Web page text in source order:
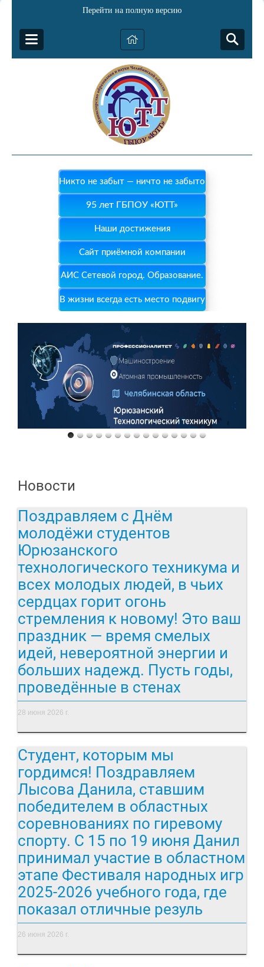
Перейти на полную версию
Никто не забыт — ничто не забыто
95 лет ГБПОУ «ЮТТ»
Наши достижения
Сайт приёмной компании
АИС Сетевой город. Образование.
В жизни всегда есть место подвигу
Новости
Поздравляем с Днём
молодёжи студентов
Юрюзанского
технологического техникума и
всех молодых людей, в чьих
сердцах горит огонь
стремления к новому! Это ваш
праздник — время смелых
идей, невероятной энергии и
больших надежд. Пусть годы,
проведённые в стенах
28 июня 2026 г.
Студент, которым мы
гордимся! Поздравляем
Лысова Данила, ставшим
победителем в областных
соревнованиях по гиревому
спорту. С 15 по 19 июня Данил
принимал участие в областном
этапе Фестиваля народных игр
2025-2026 учебного года, где
показал отличные резуль
26 июня 2026 г.